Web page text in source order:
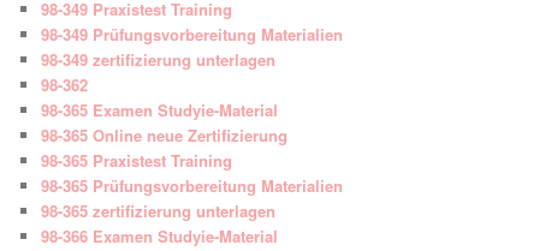
98-349 Praxistest Training
98-349 Prüfungsvorbereitung Materialien
98-349 zertifizierung unterlagen
98-362
98-365 Examen Studyie-Material
98-365 Online neue Zertifizierung
98-365 Praxistest Training
98-365 Prüfungsvorbereitung Materialien
98-365 zertifizierung unterlagen
98-366 Examen Studyie-Material